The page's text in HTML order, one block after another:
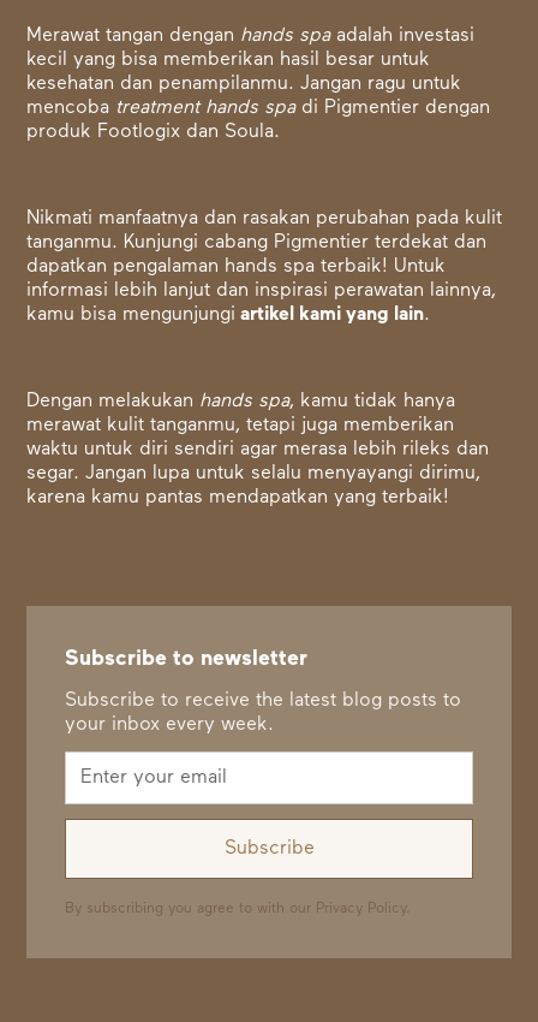
Merawat tangan dengan hands spaadalah investasi
kecil yang bisa memberikan hasil besar untuk
kesehatan dan penampilanmu. Jangan ragu untuk
mencoba treatment hands spadi Pigmentier dengan
produk Footlogix dan Soula.
Nikmati manfaatnya dan rasakan perubahan pada kulit
tanganmu. Kunjungi cabang Pigmentier terdekat dan
dapatkan pengalaman hands spa terbaik! Untuk
informasi lebih lanjut dan inspirasi perawatan lainnya,
kamu bisa mengunjungi artikel kami yang lain.
Dengan melakukan hands spa, kamu tidak hanya
merawat kulit tanganmu, tetapi juga memberikan
waktu untuk diri sendiri agar merasa lebih rileks dan
segar. Jangan lupa untuk selalu menyayangi dirimu,
karena kamu pantas mendapatkan yang terbaik!
Subscribe to newsletter
Subscribe to receive the latest blog posts to
your inbox every week.
By subscribing you agree to with our Privacy Policy.